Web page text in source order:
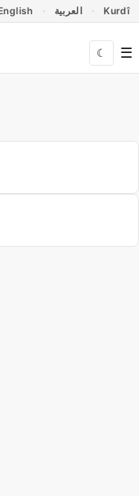
العربية Kurdî
☾ ☰